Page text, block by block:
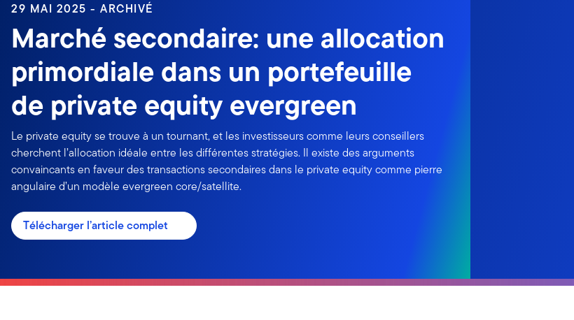
29 MAI 2025 - ARCHIVÉ
Marché secondaire: une allocation
primordiale dans un portefeuille
de private equity evergreen
Le private equity se trouve à un tournant, et les investisseurs comme leurs conseillers
cherchent l’allocation idéale entre les différentes stratégies. Il existe des arguments
convaincants en faveur des transactions secondaires dans le private equity comme pierre
angulaire d’un modèle evergreen core/satellite.
Télécharger l’article complet